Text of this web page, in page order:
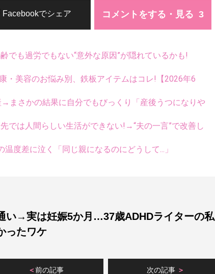
コメントをする・見る
Facebookでシェア
でも過労でもない“意外な原因”が隠れているかも!
・美容のお悩み別、鉄板アイテムはコレ!【2026年6
まさかの結果に自分でもびっくり「産後うつになりや
では人間らしい生活ができない!→“夫の一言”で改善し
度差に泣く「同じ親になるのにどうして...」
い→実は妊娠5か月…37歳ADHDライターの私
ったワケ
前の記事 次の記事